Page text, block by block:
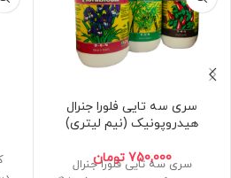
سری سه تایی فلورا جنرال
هیدروپونیک (نیم لیتری)
750,000 تومان
سری سه تایی فلورا جنرال